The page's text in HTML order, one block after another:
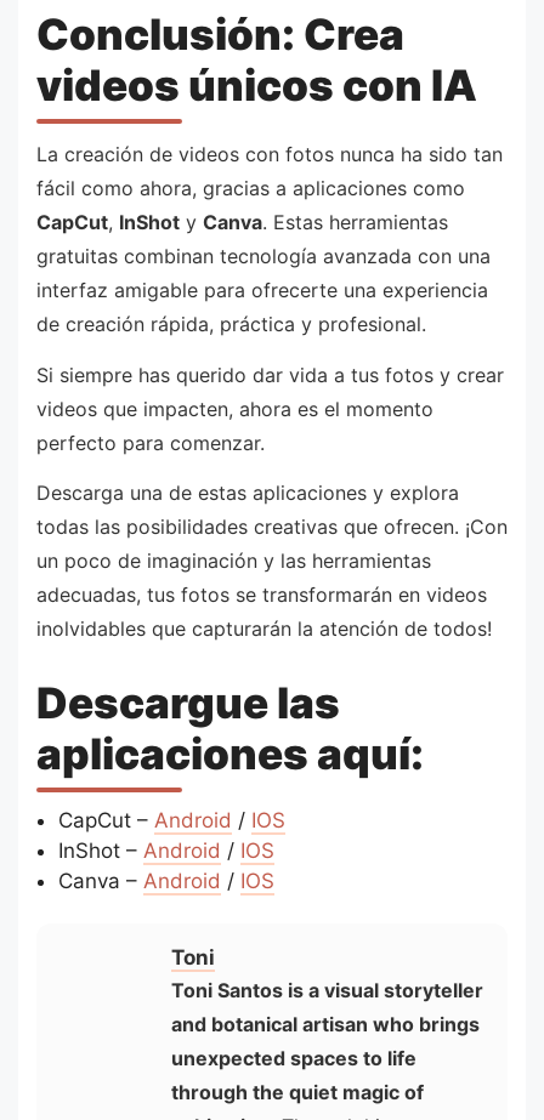
Conclusión: Crea
videos únicos con IA
La creación de videos con fotos nunca ha sido tan
fácil como ahora, gracias a aplicaciones como
CapCut, InShot y Canva. Estas herramientas
gratuitas combinan tecnología avanzada con una
interfaz amigable para ofrecerte una experiencia
de creación rápida, práctica y profesional.
Si siempre has querido dar vida a tus fotos y crear
videos que impacten, ahora es el momento
perfecto para comenzar.
Descarga una de estas aplicaciones y explora
todas las posibilidades creativas que ofrecen. ¡Con
un poco de imaginación y las herramientas
adecuadas, tus fotos se transformarán en videos
inolvidables que capturarán la atención de todos!
Descargue las
aplicaciones aquí:
CapCut – Android / IOS
InShot – Android / IOS
Canva – Android / IOS
Toni
Toni Santos is a visual storyteller
and botanical artisan who brings
unexpected spaces to life
through the quiet magic of